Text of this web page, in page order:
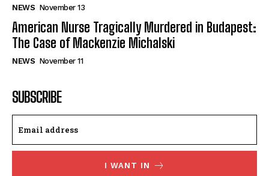
NEWS November 13
American Nurse Tragically Murdered in Budapest:
The Case of Mackenzie Michalski
NEWS November 11
SUBSCRIBE
I WANT IN